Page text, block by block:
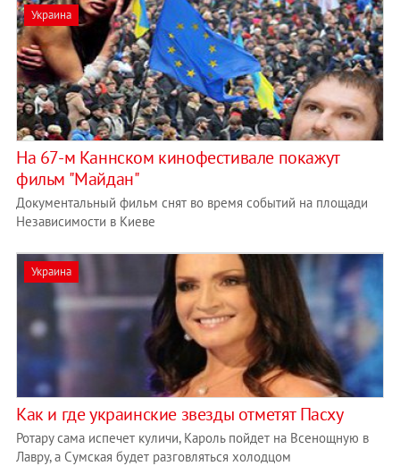
Украина
На 67-м Каннском кинофестивале покажут
фильм "Майдан"
Документальный фильм снят во время событий на площади
Независимости в Киеве
Украина
Как и где украинские звезды отметят Пасху
Ротару сама испечет куличи, Кароль пойдет на Всенощную в
Лавру, а Сумская будет разговляться холодцом